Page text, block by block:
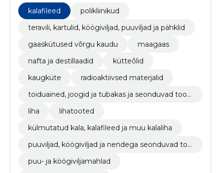
kalafileed
polikliinikud
teravili, kartulid, köögiviljad, puuviljad ja pähklid
gaaskütused võrgu kaudu
maagaas
nafta ja destillaadid
kütteõlid
kaugküte
radioaktiivsed materjalid
toiduained, joogid ja tubakas ja seonduvad toot
liha
lihatooted
külmutatud kala, kalafileed ja muu kalaliha
puuviljad, köögiviljad ja nendega seonduvad too
puu- ja köögiviljamahlad